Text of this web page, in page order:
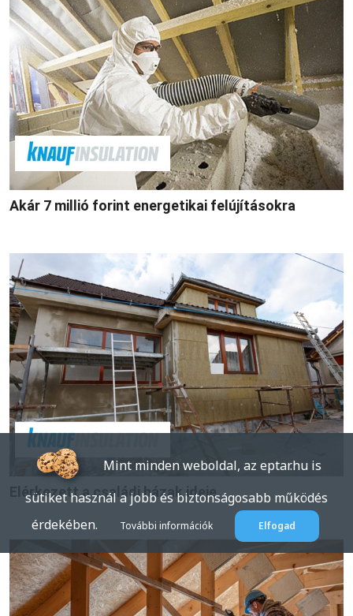
Akár 7 millió forint energetikai felújításokra
Elérkezett a családi házak ideje
Mint minden weboldal, az eptar.hu is
sütiket használ a jobb és biztonságosabb működés
érdekében.
További információk Elfogad